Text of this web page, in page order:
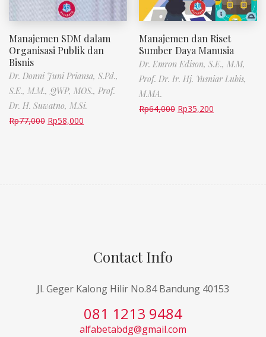
Manajemen SDM dalam
Organisasi Publik dan
Bisnis
Dr. Donni Juni Priansa, S.Pd.,
S.E., M.M., QWP, MOS., Prof.
Dr. H. Suwatno, M.Si.
Rp77,000 Rp58,000
Manajemen dan Riset
Sumber Daya Manusia
Dr. Emron Edison, S.E., M.M,
Prof. Dr. Ir. Hj. Yusniar Lubis,
M.MA.
Rp64,000 Rp35,200
Contact Info
Jl. Geger Kalong Hilir No.84 Bandung 40153
081 1213 9484
alfabetabdg@gmail.com